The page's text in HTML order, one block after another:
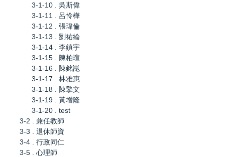
3-1-10 . 吳斯偉
3-1-11 . 呂怜樺
3-1-12 . 張瑋倫
3-1-13 . 劉祐綸
3-1-14 . 李鎮宇
3-1-15 . 陳柏瑄
3-1-16 . 陳銘崑
3-1-17 . 林雅惠
3-1-18 . 陳擎文
3-1-19 . 黃增隆
3-1-20 . test
3-2 . 兼任教師
3-3 . 退休師資
3-4 . 行政同仁
3-5 . 心理師